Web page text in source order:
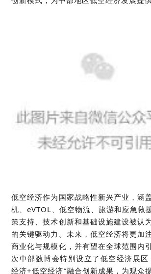
低空经济作为国家战略性新兴产业，涵
机、 eVTOL、低空物流、旅游和应急救
策支持、技术创新和基础设施建设被认
的关键驱动力。未来，低空经济将更加
商业化与规模化，并有望在全球范围内
次中部数博会特别设立了低空经济展区
经济+低空经济”融合创新成果，为观众